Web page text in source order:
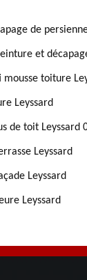
de
et
toiture
Leyssard
de toit Leyssard
Leyssard
Leyssard
Leyssard